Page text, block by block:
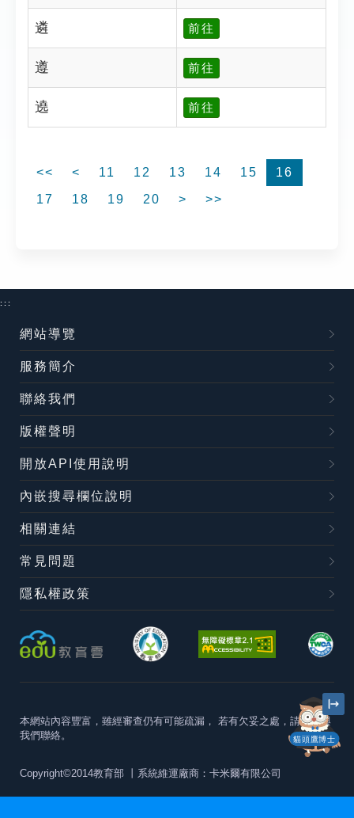
遴 前往
遵 前往
遶 前往
<< < 11 12 13 14 15
16
17
18 19 20 > >>
貓頭鷹博士
:::
網站導覽
服務簡介
聯絡我們
版權聲明
開放API使用說明
內嵌搜尋欄位說明
相關連結
常見問題
隱私權政策
本網站內容豐富，雖經審查仍有可能疏漏， 若有欠妥之處，請隨時與
我們聯絡。
Copyright©2014教育部 丨系統維運廠商：卡米爾有限公司